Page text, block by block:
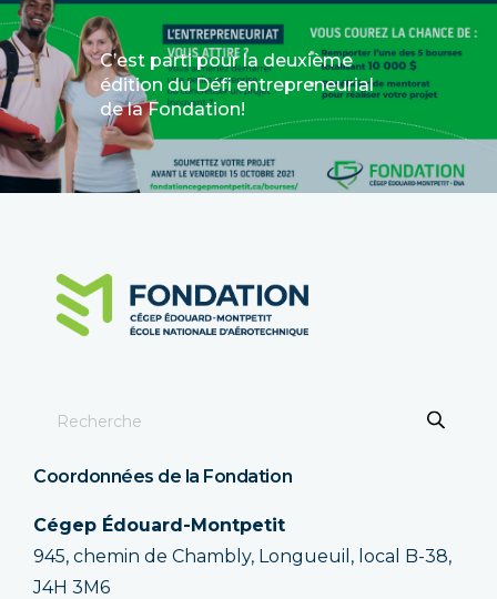
C’est parti pour la deuxième
édition du Défi entrepreneurial
de la Fondation!
Coordonnées de la Fondation
Cégep Édouard-Montpetit
945, chemin de Chambly, Longueuil, local B-38,
J4H 3M6